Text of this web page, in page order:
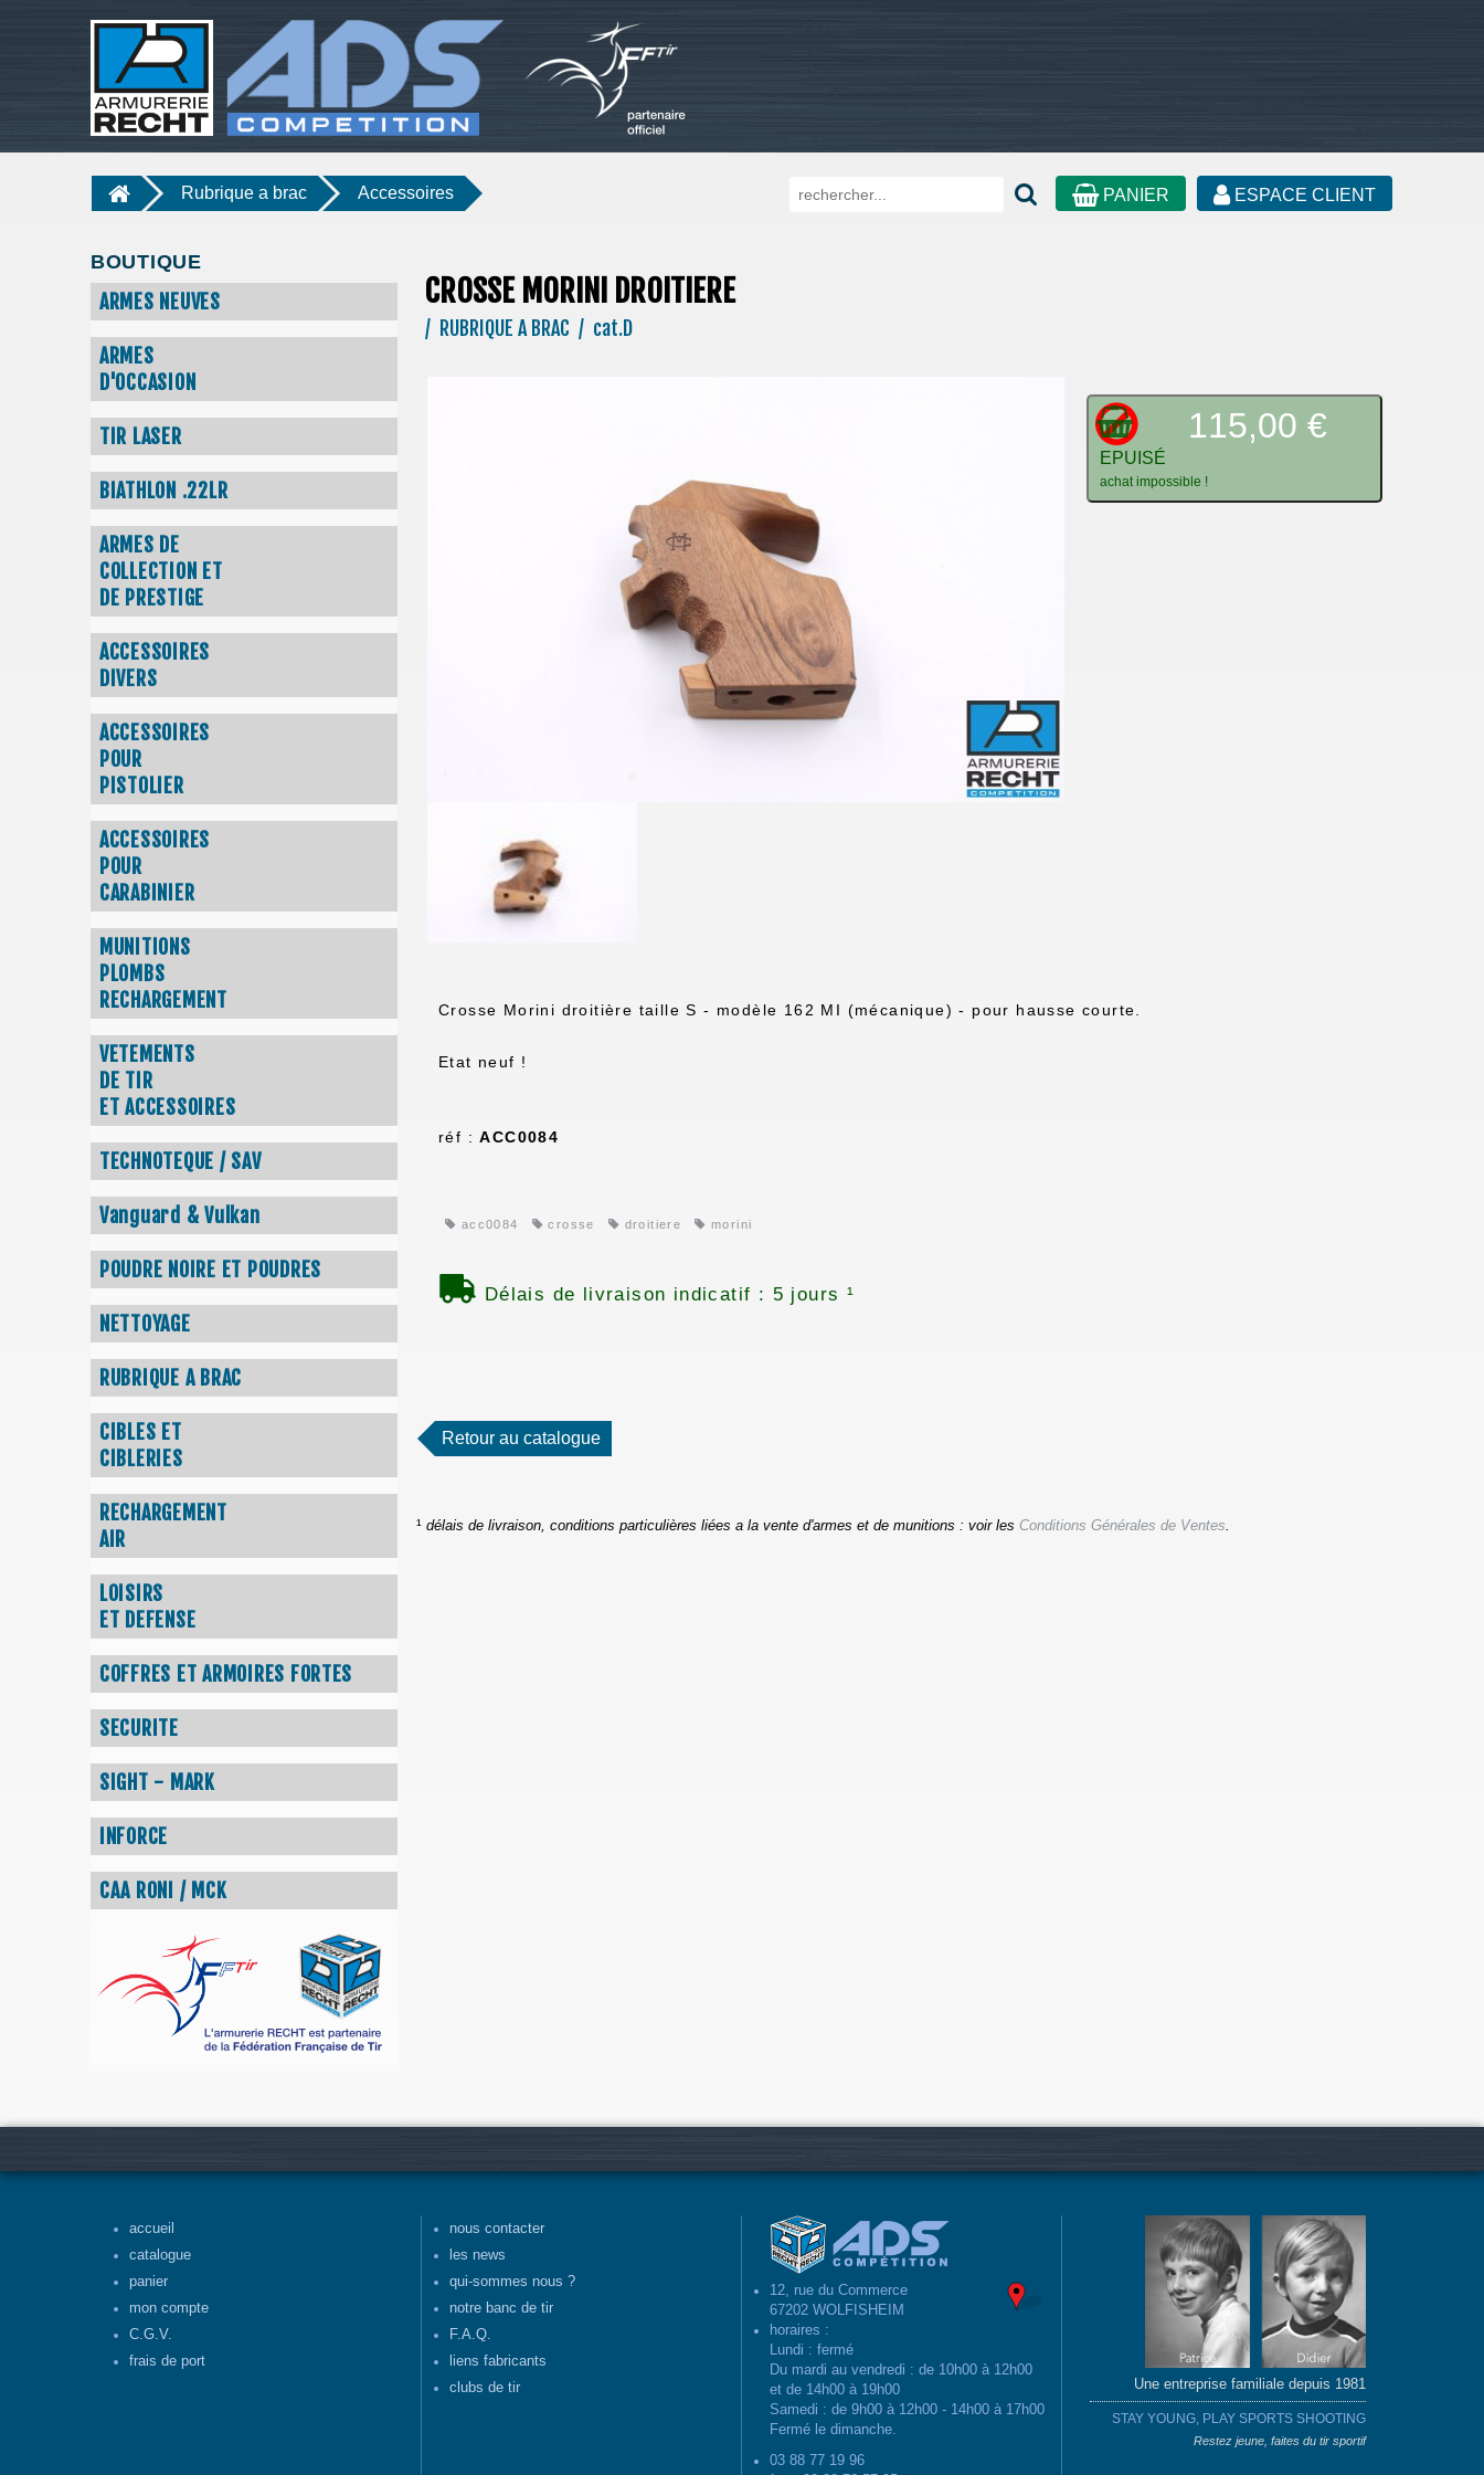
PANIER ESPACE CLIENT
Rubrique a brac Accessoires
BOUTIQUE
ARMES NEUVES
ARMES
D'OCCASION
TIR LASER
BIATHLON .22LR
ARMES DE
COLLECTION ET
DE PRESTIGE
ACCESSOIRES
DIVERS
ACCESSOIRES
POUR
PISTOLIER
ACCESSOIRES
POUR
CARABINIER
MUNITIONS
PLOMBS
RECHARGEMENT
VETEMENTS
DE TIR
ET ACCESSOIRES
TECHNOTEQUE / SAV
Vanguard & Vulkan
POUDRE NOIRE ET POUDRES
NETTOYAGE
RUBRIQUE A BRAC
CIBLES ET
CIBLERIES
RECHARGEMENT
AIR
LOISIRS
ET DEFENSE
COFFRES ET ARMOIRES FORTES
SECURITE
SIGHT - MARK
INFORCE
CAA RONI / MCK
CROSSE MORINI DROITIERE
/ RUBRIQUE A BRAC / cat.D
115,00 €
EPUISÉ
achat impossible !
Crosse Morini droitière taille S - modèle 162 MI (mécanique) - pour hausse courte.
Etat neuf !
réf :ACC0084
acc0084 crosse droitiere morini
Délais de livraison indicatif : 5 jours ¹
Retour au catalogue
¹ délais de livraison, conditions particulières liées a la vente d'armes et de munitions : voir les Conditions Générales de Ventes.
accueil
catalogue
panier
mon compte
C.G.V.
frais de port
nous contacter
les news
qui-sommes nous ?
notre banc de tir
F.A.Q.
liens fabricants
clubs de tir
12, rue du Commerce
67202 WOLFISHEIM
horaires :
Lundi : fermé
Du mardi au vendredi : de 10h00 à 12h00
et de 14h00 à 19h00
Samedi : de 9h00 à 12h00 - 14h00 à 17h00
Fermé le dimanche.
03 88 77 19 96
Une entreprise familiale depuis 1981
STAY YOUNG, PLAY SPORTS SHOOTING
Restez jeune, faites du tir sportif